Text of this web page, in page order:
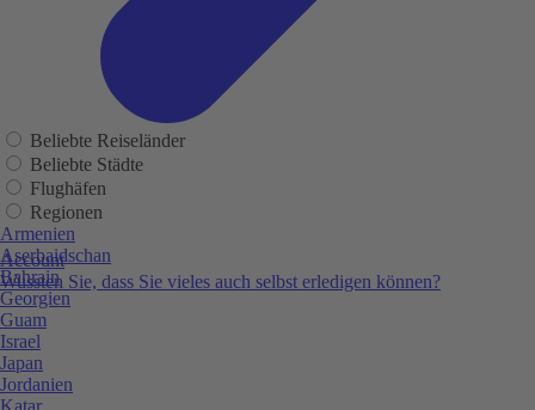
Account
Wussten Sie, dass Sie vieles auch selbst erledigen können?
Beliebte Reiseländer
Beliebte Städte
Flughäfen
Regionen
Armenien
Aserbaidschan
Bahrain
Georgien
Guam
Israel
Japan
Jordanien
Katar